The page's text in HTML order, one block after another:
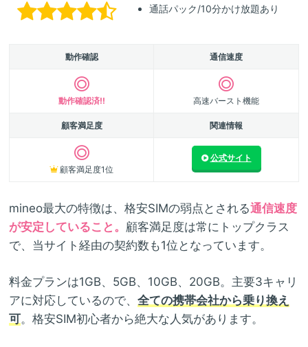
通話パック/10分かけ放題あり
動作確認 通信速度
動作確認済!! 高速バースト機能
顧客満足度 関連情報
顧客満足度1位
公式サイト
mineo最大の特徴は、格安SIMの弱点とされる通信速度
が安定していること。 顧客満足度は常にトップクラス
で、当サイト経由の契約数も1位となっています。
料金プランは1GB、5GB、10GB、20GB。主要3キャリ
アに対応しているので、 全ての携帯会社から乗り換え
可。格安SIM初心者から絶大な人気があります。